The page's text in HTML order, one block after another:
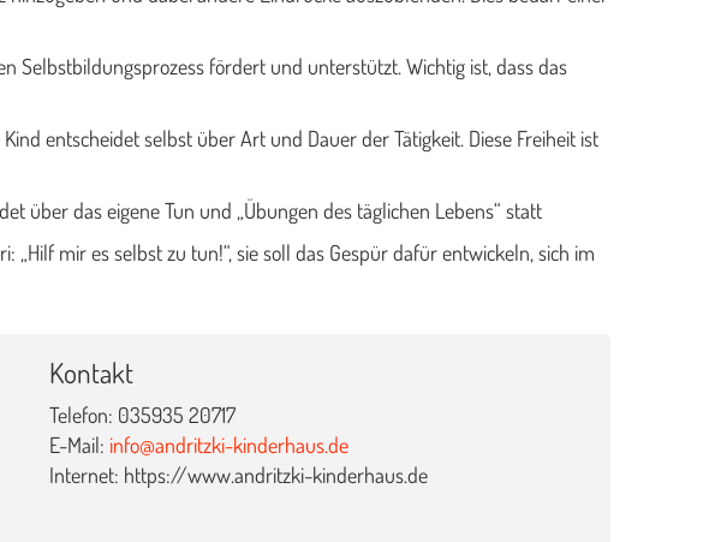
Selbstbildungsprozess fördert und unterstützt. Wichtig ist, dass das
entscheidet selbst über Art und Dauer der Tätigkeit. Diese Freiheit ist
über das eigene Tun und „Übungen des täglichen Lebens“ statt
„Hilf mir es selbst zu tun!“, sie soll das Gespür dafür entwickeln, sich im
Kontakt
Telefon: 035935 20717
E-Mail: info@andritzki-kinderhaus.de
Internet: https://www.andritzki-kinderhaus.de